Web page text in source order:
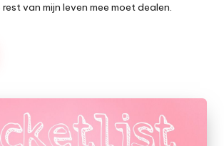
van mijn leven mee moet dealen.